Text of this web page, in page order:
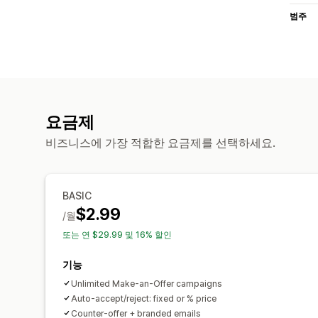
범주
요금제
비즈니스에 가장 적합한 요금제를 선택하세요.
BASIC
$2.99
/월
또는 연 $29.99 및 16% 할인
기능
Unlimited Make-an-Offer campaigns
Auto-accept/reject: fixed or % price
Counter-offer + branded emails